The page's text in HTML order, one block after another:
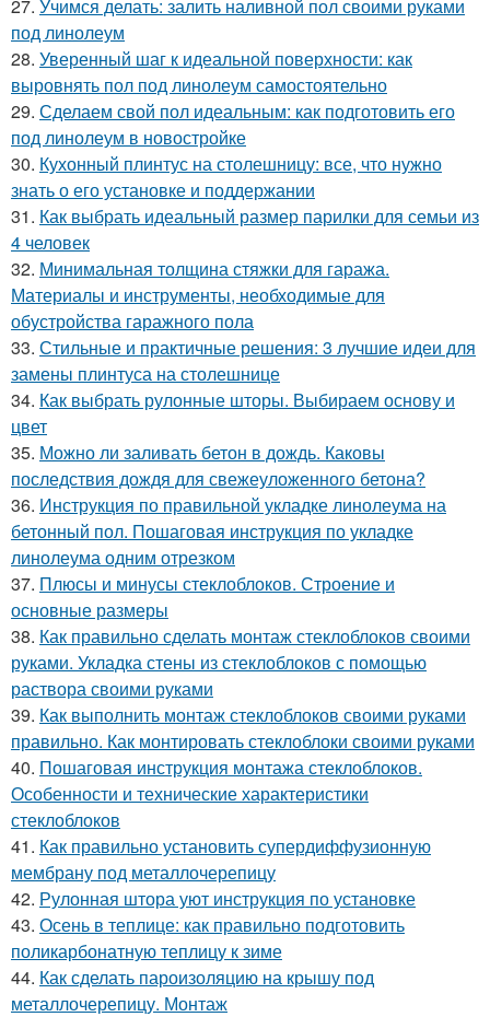
27. Учимся делать: залить наливной пол своими руками
под линолеум
28. Уверенный шаг к идеальной поверхности: как
выровнять пол под линолеум самостоятельно
29. Сделаем свой пол идеальным: как подготовить его
под линолеум в новостройке
30. Кухонный плинтус на столешницу: все, что нужно
знать о его установке и поддержании
31. Как выбрать идеальный размер парилки для семьи из
4 человек
32. Минимальная толщина стяжки для гаража.
Материалы и инструменты, необходимые для
обустройства гаражного пола
33. Стильные и практичные решения: 3 лучшие идеи для
замены плинтуса на столешнице
34. Как выбрать рулонные шторы. Выбираем основу и
цвет
35. Можно ли заливать бетон в дождь. Каковы
последствия дождя для свежеуложенного бетона?
36. Инструкция по правильной укладке линолеума на
бетонный пол. Пошаговая инструкция по укладке
линолеума одним отрезком
37. Плюсы и минусы стеклоблоков. Строение и
основные размеры
38. Как правильно сделать монтаж стеклоблоков своими
руками. Укладка стены из стеклоблоков с помощью
раствора своими руками
39. Как выполнить монтаж стеклоблоков своими руками
правильно. Как монтировать стеклоблоки своими руками
40. Пошаговая инструкция монтажа стеклоблоков.
Особенности и технические характеристики
стеклоблоков
41. Как правильно установить супердиффузионную
мембрану под металлочерепицу
42. Рулонная штора уют инструкция по установке
43. Осень в теплице: как правильно подготовить
поликарбонатную теплицу к зиме
44. Как сделать пароизоляцию на крышу под
металлочерепицу. Монтаж